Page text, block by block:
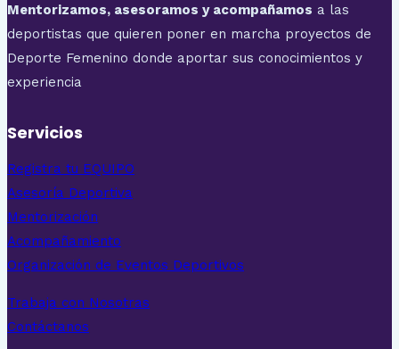
Mentorizamos, asesoramos y acompañamos a las
deportistas que quieren poner en marcha proyectos de
Deporte Femenino donde aportar sus conocimientos y
experiencia
Servicios
Registra tu EQUIPO
Asesoría Deportiva
Mentorización
Acompañamiento
Organización de Eventos Deportivos
Trabaja con Nosotras
Contáctanos